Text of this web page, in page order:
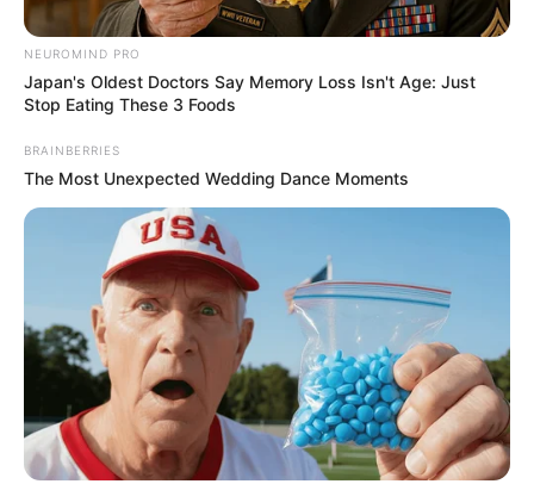
NEUROMIND PRO
Japan's Oldest Doctors Say Memory Loss Isn't Age: Just
Stop Eating These 3 Foods
BRAINBERRIES
The Most Unexpected Wedding Dance Moments